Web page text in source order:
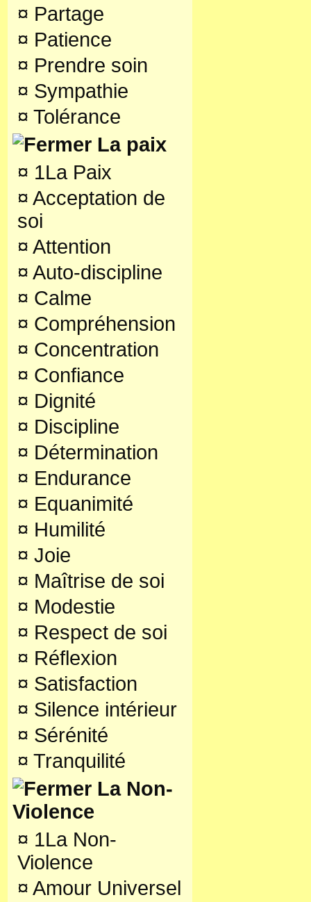
¤ Partage
¤ Patience
¤ Prendre soin
¤ Sympathie
¤ Tolérance
La paix
¤ 1La Paix
¤ Acceptation de
soi
¤ Attention
¤ Auto-discipline
¤ Calme
¤ Compréhension
¤ Concentration
¤ Confiance
¤ Dignité
¤ Discipline
¤ Détermination
¤ Endurance
¤ Equanimité
¤ Humilité
¤ Joie
¤ Maîtrise de soi
¤ Modestie
¤ Respect de soi
¤ Réflexion
¤ Satisfaction
¤ Silence intérieur
¤ Sérénité
¤ Tranquilité
La Non-
Violence
¤ 1La Non-
Violence
¤ Amour Universel